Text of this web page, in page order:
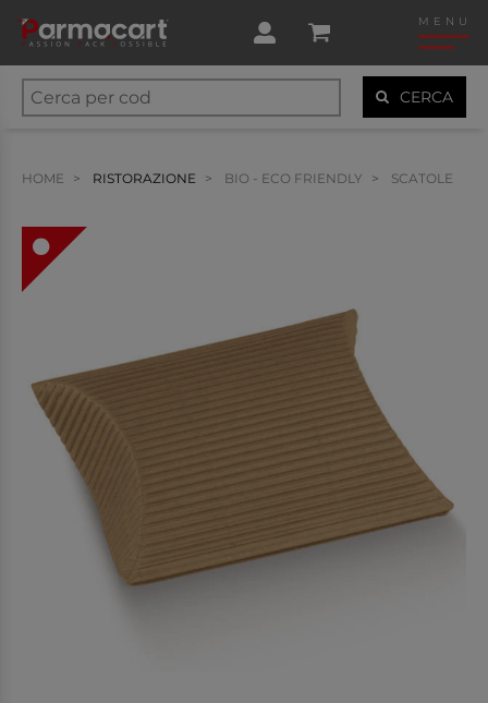
MENU
CERCA
HOME RISTORAZIONE BIO - ECO FRIENDLY SCATOLE